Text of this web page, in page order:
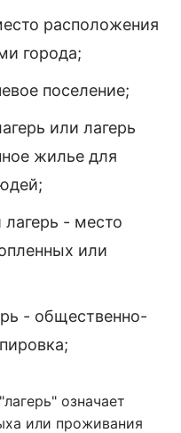
расположения
города;
поселение;
или лагерь
жилье для
- место
или
- общественно-
означает
или проживания